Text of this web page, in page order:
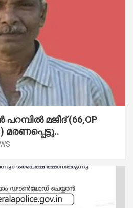
മജീദ് (66,OP
മരണപ്പെട്ടു..